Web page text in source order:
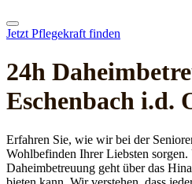
Jetzt Pflegekraft finden
24h
Eschenbach i.d.
Erfahren Sie, wie wir bei der
Wohlbefinden Ihrer Liebsten sorgen.
Daheimbetreuung geht über das